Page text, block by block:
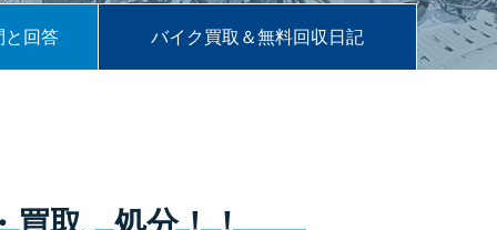
と回答 バイク買取＆無料回収日記